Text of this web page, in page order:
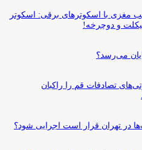
مغزی با اسکوترهای برقی: اسکوتر
و دوچرخه!
می‌رسد؟
56 درصد فوتی‌های تصادفات قم را راکبان
در تهران قرار است اجرایی شود؟